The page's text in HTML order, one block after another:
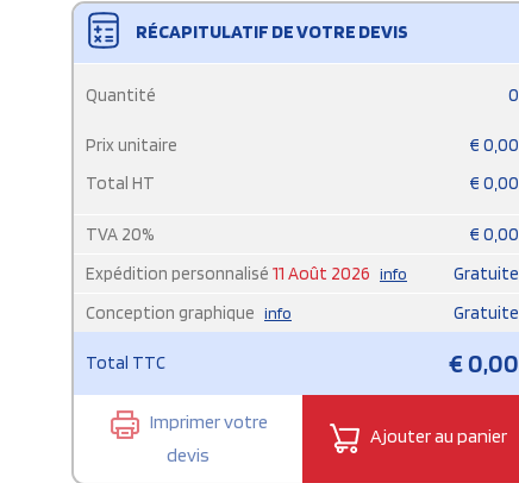
RÉCAPITULATIF DE VOTRE DEVIS
Quantité 0
Prix unitaire € 0,00
Total HT
€ 0,00
TVA 20% € 0,00
Expédition personnalisé 11 Août 2026 info
Gratuite
Conception graphique info Gratuite
Total TTC €0,00
Imprimer votre
devis
Ajouter au panier